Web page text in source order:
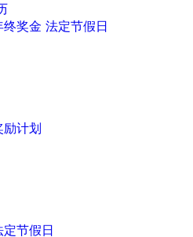
终奖金 法定节假日
励计划
定节假日